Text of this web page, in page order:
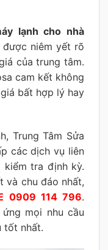
lạnh cho nhà
niêm yết rõ
của trung tâm.
cam kết không
bất hợp lý hay
Trung Tâm Sửa
các dịch vụ liên
kiểm tra định kỳ.
và chu đáo nhất,
0909 114 796.
mọi nhu cầu
tốt nhất.